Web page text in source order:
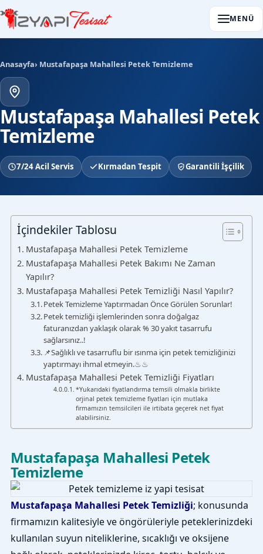
MENÜ
Anasayfa› Mustafapaşa Mahallesi Petek Temizleme
Mustafapaşa Mahallesi Petek
Temizleme
7/24 Acil Servis Kırmadan Tespit Garantili İşçilik
İçindekiler Tablosu
Mustafapaşa Mahallesi Petek Temizleme
Mustafapaşa Mahallesi Petek Bakımı Ne Zaman
Yapılır?
Mustafapaşa Mahallesi Petek Temizliği Nasıl Yapılır?
Petek Temizleme Yaptırmadan Önce Görülen Sorunlar!
Petek temizliği işlemlerinden sonra doğalgaz
faturanızdan yaklaşık olarak % 30 yakıt tasarrufu
sağlarsınız..!
📌Sağlıklı ve tasarruflu bir ısınma için petek temizliğinizi
yaptırmayı ihmal etmeyin.♨♨
Mustafapaşa Mahallesi Petek Temizliği Fiyatları
*Yukarıdaki fiyatlandırma temsili olmakla birlikte
orjinal petek temizleme fiyatları için mutlaka
firmamızın temsilcileri ile irtibata geçerek net fiyat
alabilirsiniz.
Mustafapaşa Mahallesi Petek
Temizleme
Mustafapaşa Mahallesi Petek Temizliği; konusunda
firmamızın kalitesiyle ve öngörüleriyle peteklerinizdeki
kullanılan suyun niteliklerine, sıcaklığı ve oksijene